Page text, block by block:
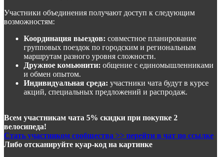
Участники объединения получают доступ к следующим
возможностям:
Координация выездов: совместное планирование
групповых поездок по городским и региональным
маршрутам разного уровня сложности.
Дружное комьюнити: общение с единомышленниками
и обмен опытом.
Индивидуальная среда: участники чата будут в курсе
акций, специальных предложений и распродаж.
Всем участникам чата 5% скидки при покупке 2
велосипеда!
Стать участником сообщества >> перейти в чат по ссылке
Либо отсканируйте куар-код на картинке